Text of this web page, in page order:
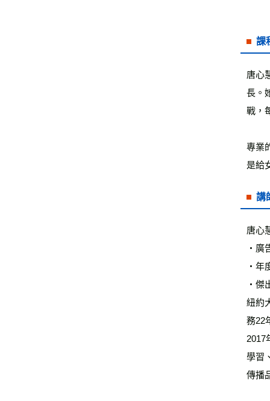
課
唐心
長。
戰，
專業
是給
講
唐心
‧廣
‧年
‧傑
紐約
務22
2017
學習
傳播